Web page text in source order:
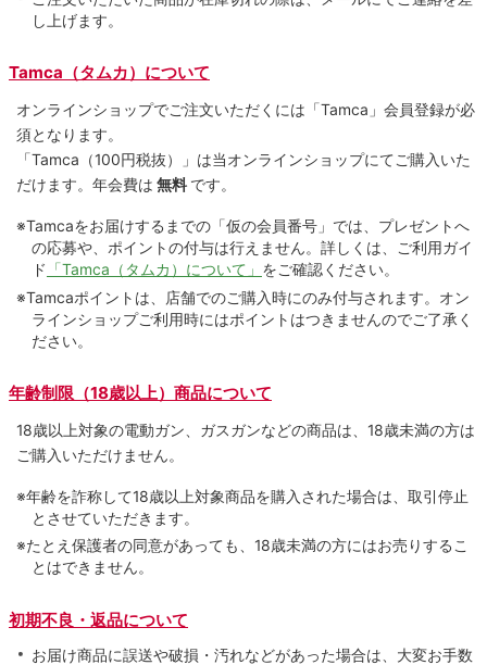
し上げます。
Tamca（タムカ）について
オンラインショップでご注⽂いただくには「Tamca」会員登録が必
須となります。
「Tamca （100円税抜）
」は当オンラインショップにてご購⼊いた
だけます。 年会費は 無料 です。
※Tamcaをお届けするまでの「仮の会員番号」では、プレゼントへ
の応募や、ポイントの付与は⾏えません。詳しくは、ご利⽤ガイ
ド 「Tamca（タムカ）について」 をご確認ください。
※Tamcaポイントは、店舗でのご購⼊時にのみ付与されます。オン
ラインショップご利用時にはポイントはつきませんのでご了承く
ださい。
年齢制限（18歳以上）商品について
18歳以上対象の電動ガン、ガスガンなどの商品は、18歳未満の方は
ご購入いただけません。
※年齢を詐称して18歳以上対象商品を購入された場合は、取引停止
とさせていただきます。
※たとえ保護者の同意があっても、18歳未満の方にはお売りするこ
とはできません。
初期不良・返品について
お届け商品に誤送や破損・汚れなどがあった場合は、大変お手数